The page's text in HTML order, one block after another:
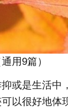
用9篇）
或是生活中
以很好地体